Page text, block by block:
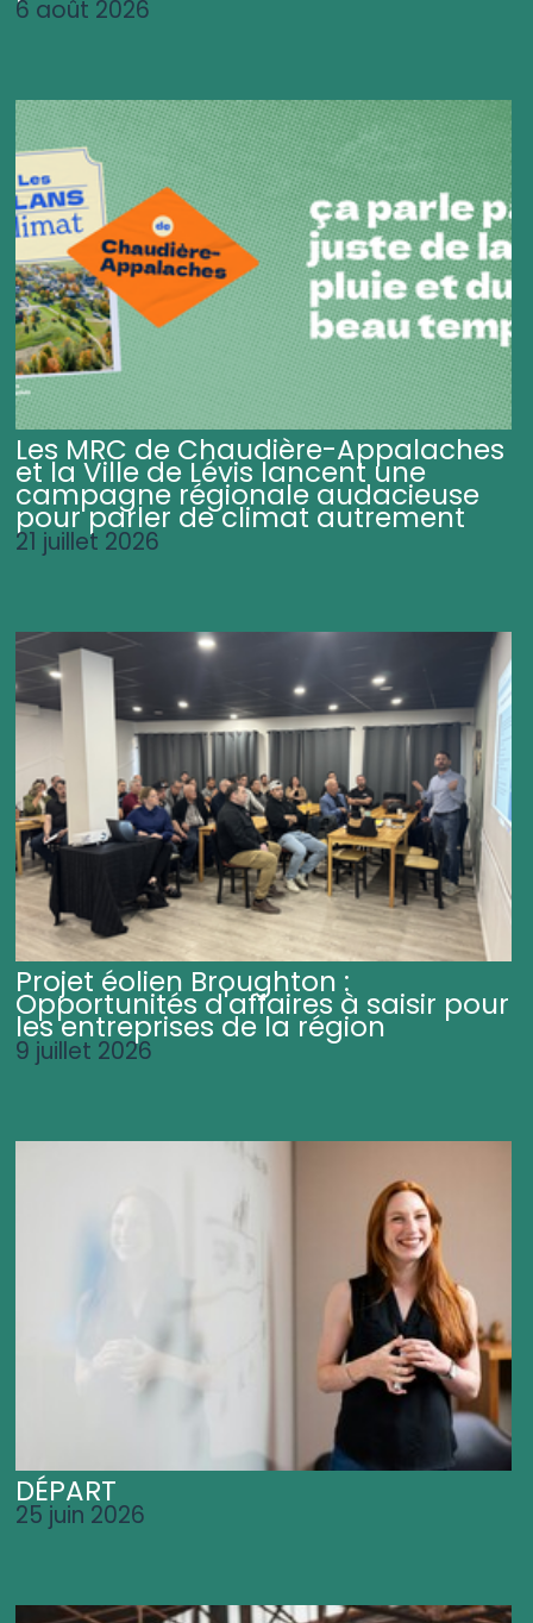
6 août 2026
Les MRC de Chaudière-Appalaches
et la Ville de Lévis lancent une
campagne régionale audacieuse
pour parler de climat autrement
21 juillet 2026
Projet éolien Broughton :
Opportunités d'affaires à saisir pour
les entreprises de la région
9 juillet 2026
DÉPART
25 juin 2026